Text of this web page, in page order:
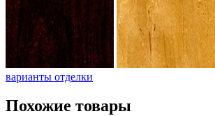
варианты отделки
Похожие товары